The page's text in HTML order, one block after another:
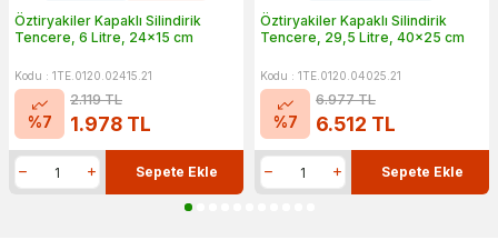
Öztiryakiler Kapaklı Silindirik
Tencere, 6 Litre, 24x15 cm
Kodu : 1TE.0120.02415.21
%7
2.119TL
1.978 TL
Sepete Ekle
Öztiryakiler Kapaklı Silindirik
Tencere, 29,5 Litre, 40x25 cm
Kodu : 1TE.0120.04025.21
%7
6.977TL
6.512 TL
Sepete Ekle